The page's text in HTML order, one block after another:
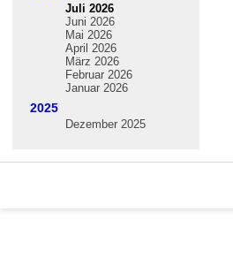
Juli 2026
Juni 2026
Mai 2026
April 2026
März 2026
Februar 2026
Januar 2026
2025
Dezember 2025